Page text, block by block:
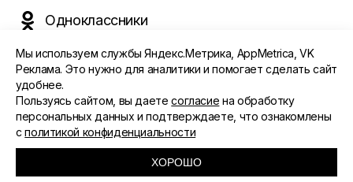
Одноклассники
©️ 2015 - 2026 Интернет-журнал «Морс». Все права
защищены
ПОЛИТИКА ОБРАБОТКИ ПЕРСОНАЛЬНЫХ ДАННЫХ
СОГЛАСИЕ ПОЛЬЗОВАТЕЛЯ
Мы используем службы Яндекс.Метрика, AppMetrica, VK
Реклама. Это нужно для аналитики и помогает сделать сайт
удобнее.
Пользуясь сайтом, вы даетесогласие на обработку
персональных данных и подтверждаете, что ознакомлены
сполитикой конфиденциальности
ХОРОШО